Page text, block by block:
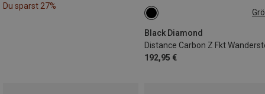
Du sparst 27%
Black Diamond
192,95 €
115CM
125CM
120CM